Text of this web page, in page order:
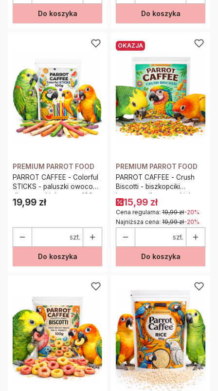
Do koszyka Do koszyka
PREMIUM PARROT FOOD
PARROT CAFFEE - Colorful
STICKS - paluszki owocowe
dla wszystkich papug 100g
Cena
19,99 zł
szt.
Do koszyka
OKAZJA
PREMIUM PARROT FOOD
PARROT CAFFEE - Crush
Biscotti - biszkopciki
kruszone dla wszystkich
papug 100g
15,99 zł
Cena regularna: 19,99 zł-20%
Najniższa cena: 19,99 zł-20%
szt.
Do koszyka